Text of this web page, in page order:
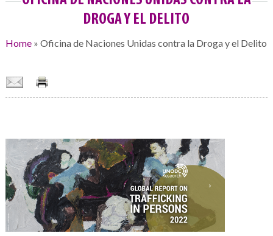
DROGA Y EL DELITO
Home» Oficina de Naciones Unidas contra la Droga y el Delito